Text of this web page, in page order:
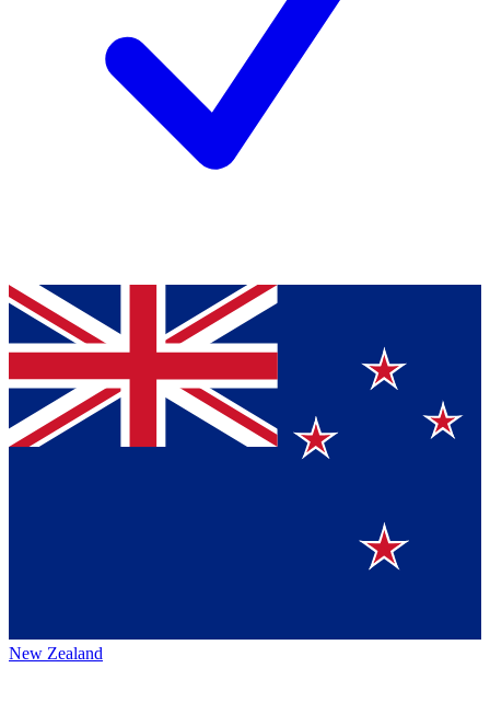
New Zealand